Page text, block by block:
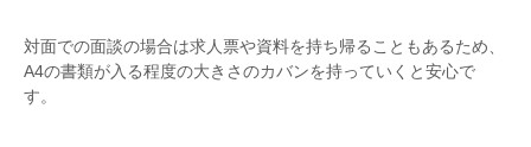
対面での面談の場合は求人票や資料を持ち帰ることもあるため、
A4の書類が入る程度の大きさのカバンを持っていくと安心で
す。